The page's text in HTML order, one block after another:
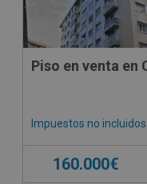
Piso en venta en
Impuestos no incluidos
160.000€